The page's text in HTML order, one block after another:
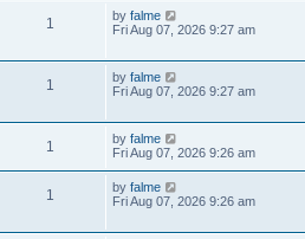
1 by falme
Fri Aug 07, 2026 9:27 am
1 by falme
Fri Aug 07, 2026 9:27 am
1 by falme
Fri Aug 07, 2026 9:26 am
1 by falme
Fri Aug 07, 2026 9:26 am